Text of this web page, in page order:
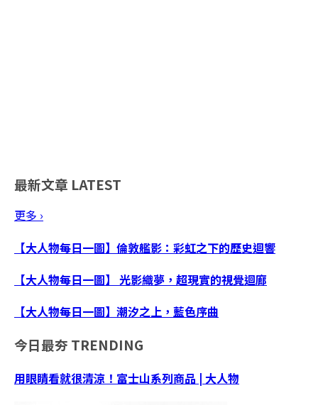
最新文章 LATEST
更多 ›
【大人物每日一圖】倫敦艦影：彩虹之下的歷史迴響
【大人物每日一圖】 光影織夢，超現實的視覺迴廊
【大人物每日一圖】潮汐之上，藍色序曲
今日最夯 TRENDING
用眼睛看就很清涼！富士山系列商品 | 大人物